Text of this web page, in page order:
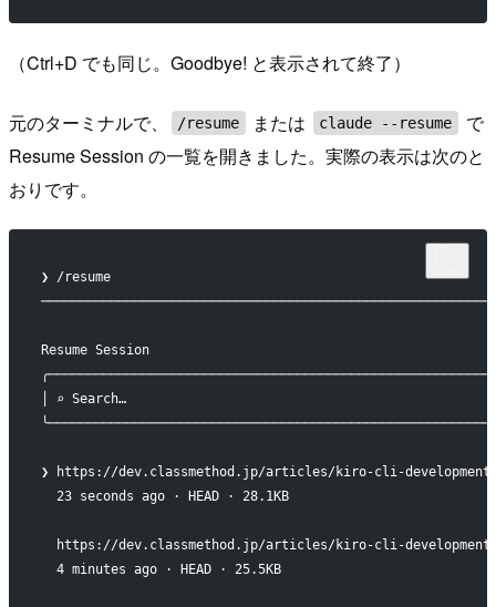
（Ctrl+D でも同じ。Goodbye! と表示されて終了）
元のターミナルで、 /resume または claude --resume
で
Resume Session の一覧を開きました。実際の表示は次のと
おりです。
❯ /resume
Resume Session
│ ⌕ Search…
❯ https://dev.classmethod.jp/articles/kiro-cli-development-
  23 seconds ago · HEAD · 28.1KB
https://dev.classmethod.jp/articles/kiro-cli-development-
  4 minutes ago · HEAD · 25.5KB